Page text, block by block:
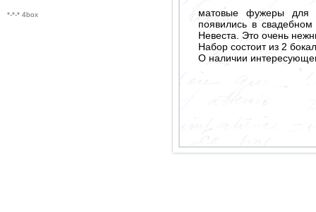
*-*-* 4box
матовые фужеры для
появились в
Невеста. Это очень
Набор состоит из 2
О наличии